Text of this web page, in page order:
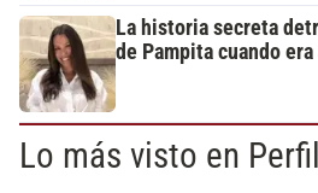
La historia secreta
de Pampita cuando
Lo más visto en Perfil